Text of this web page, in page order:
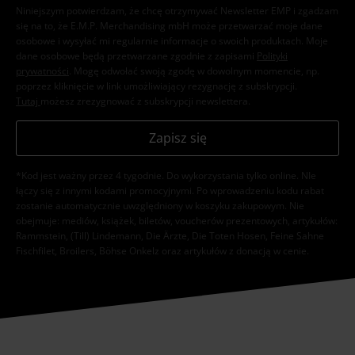
Niniejszym potwierdzam, że chcę otrzymywać Newsletter EMP i zgadzam
się na to, że E.M.P. Merchandising mbH może przetwarzać moje dane
osobowe i wysyłać mi regularnie informacje o swoich produktach. Moje
dane osobowe będą przetwarzane zgodnie z zapisami
Polityki
prywatności . Mogę odwołać swoją zgodę w dowolnym momencie, np.
poprzez kliknięcie w link umożliwiający rezygnację z subskrypcji.
Tutaj możesz zrezygnować z subskrypcji newslettera.
Zapisz się
*Kod jest ważny przez 4 tygodnie. Do wykorzystania tylko online. NIe
łączy się z innymi kodami promocyjnymi. Po wprowadzeniu kodu rabat
zostanie automatycznie uwzględniony w koszyku zakupowym. Nie
obejmuje: mediów, książek, biletów, voucherów prezentowych, artykułów:
Rammstein, (Till) Lindemann, Die Ärzte, Die Toten Hosen, Feine Sahne
Fischfilet, Broilers, Böhse Onkelz oraz artykułów z donacją w cenie.